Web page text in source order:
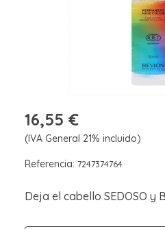
16,55 €
(IVA General 21% incluido)
Referencia: 7247374764
Deja el cabello SEDOSO y